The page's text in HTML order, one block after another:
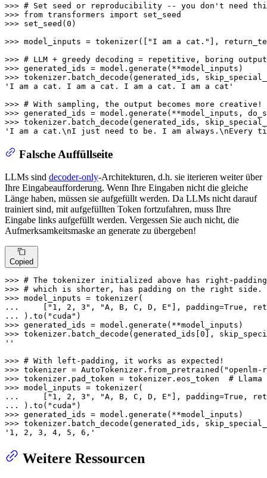
>>> # Set seed or reproducibility -- you don't need
>>> from transformers import
>>> set_seed( 0 )
>>> model_inputs = tokenizer([ "I am a cat."
],
>>> # LLM + greedy decoding = repetitive, boring output
>>>
>>> tokenizer.batch_decode(generated_ids,
'I am a cat. I am a cat. I am a cat. I am a cat'
>>> # With sampling, the output becomes more creative!
>>> generated_ids = model.generate(**model_inputs,
>>> tokenizer.batch_decode(generated_ids,
'I am a cat.\nI just need to be. I am always.\nEvery
Falsche Auffüllseite
LLMs sind decoder-only-Architekturen, d.h. sie iterieren weiter über
Ihre Eingabeaufforderung. Wenn Ihre Eingaben nicht die gleiche
Länge haben, müssen sie aufgefüllt werden. Da LLMs nicht darauf
trainiert sind, mit aufgefüllten Token fortzufahren, muss Ihre
Eingabe links aufgefüllt werden. Vergessen Sie auch nicht, die
Aufmerksamkeitsmaske an generate zu übergeben!
Copied
>>> # The tokenizer initialized above has right-
>>> # which is shorter, has padding on the right side.
>>>
...
"1, 2, 3" , "A, B, C, D, E" ], padding=True ,
...
).to( "cuda"
>>>
>>> tokenizer.batch_decode(generated_ids[ 0 ],
''
>>> # With left-padding, it works as expected!
>>> tokenizer = AutoTokenizer.from_pretrained( "openlm-
>>> tokenizer.pad_token = tokenizer.eos_token #
>>>
...
"1, 2, 3" , "A, B, C, D, E" ], padding=True ,
...
).to( "cuda"
>>>
>>> tokenizer.batch_decode(generated_ids,
'1, 2, 3, 4, 5, 6,'
Weitere Ressourcen